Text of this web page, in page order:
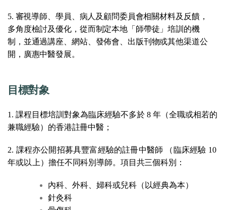
5. 審視導師、學員、病人及顧問委員會相關材料及反饋，
多角度檢討及優化，從而制定本地「師帶徒」培訓的機
制，並通過講座、網站、發佈會、出版刊物或其他渠道公
開，廣惠中醫發展。
目標對象
1. 課程目標培訓對象為臨床經驗不多於 8 年（全職或相若的
兼職經驗） 的香港註冊中醫；
2. 課程亦公開招募具豐富經驗的註冊中醫師 （臨床經驗 10
年或以上） 擔任不同科別導師。項目共三個科別：
內科、外科、婦科或兒科（以經典為本）
針灸科